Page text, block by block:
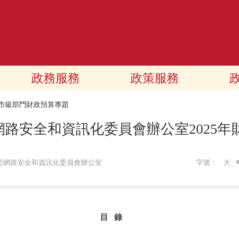
政務服務 政策服務
級部門財政預算專題
安全和資訊化委員會辦公室2025年
網路安全和資訊化委員會辦公室 字號： 大
目 錄